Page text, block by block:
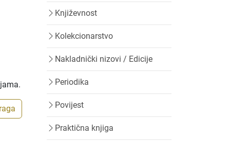
Književnost
Kolekcionarstvo
Nakladnički nizovi / Edicije
Periodika
Povijest
Praktična knjiga